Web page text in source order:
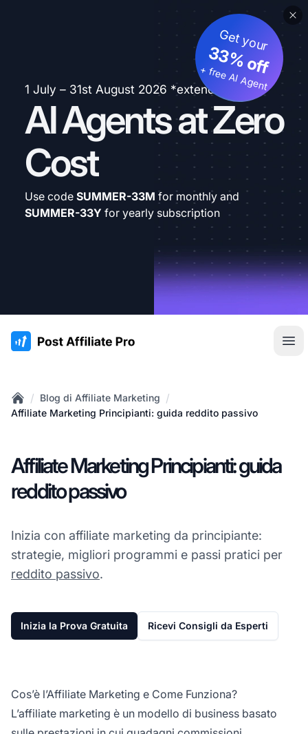
1 July – 31st August 2026 *extended
AI Agents at Zero
Cost
Get your
33% off
+ free AI Agent
Use code SUMMER-33M for monthly and
SUMMER-33Y for yearly subscription
:site.title
Home
/ Blog di Affiliate Marketing /
Affiliate Marketing Principianti: guida reddito passivo
Affiliate Marketing Principianti: guida
reddito passivo
Inizia con affiliate marketing da principiante:
strategie, migliori programmi e passi pratici per
reddito passivo.
Inizia la Prova Gratuita Ricevi Consigli da Esperti
Cos’è l’Affiliate Marketing e Come Funziona?
L’affiliate marketing è un modello di business basato